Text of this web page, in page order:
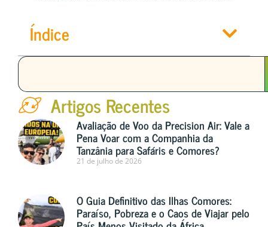
Índice
Artigos Recentes
Avaliação de Voo da Precision Air: Vale a
Pena Voar com a Companhia da
Tanzânia para Safáris e Comores?
21 de julho de 2026
O Guia Definitivo das Ilhas Comores:
Paraíso, Pobreza e o Caos de Viajar pelo